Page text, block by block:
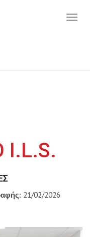
I.L.S.
21/02/2026